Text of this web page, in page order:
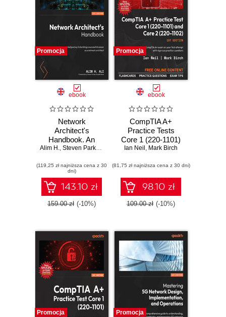
Promocja
ebook
Network
Architect's
Handbook. An
expert-led journey
successful career
as a network
architect
Alim H., Steven Parker , Russell Ware
(119,25 zł najniższa cena z 30
dni)
143.10 zł
159.00 zł (-10%)
Promocja
ebook
CompTIA A+
Practice Tests
Core 1 (220-1101)
and Core 2 (220-
CompTIA A+
exams on your first
attempt with
rigorous practice
questions
Ian Neil , Mark Birch
(81,75 zł najniższa cena z 30 dni)
98.10 zł
109.00 zł (-10%)
Promocja Promocja